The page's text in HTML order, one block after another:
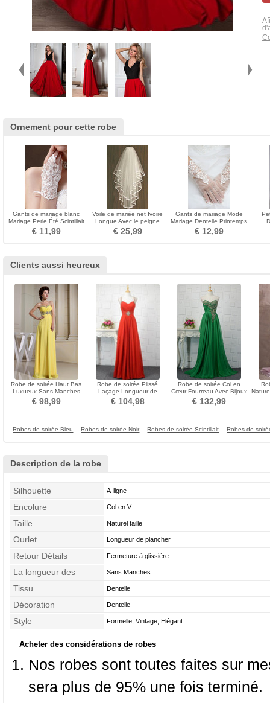
Ornement pour cette robe
Gants de mariage blanc
Mariage Perle Été Scintillait
Mitaine
€ 11,99
Voile de mariée net Ivoire
Longue Avec le peigne
Printemps Mariage
€ 25,99
Gants de mariage Mode
Mariage Dentelle Printemps
Court Doigt entier
€ 12,99
Clients aussi heureux
Robe de soirée Haut Bas
Luxueux Sans Manches
Longueur de plancher
€ 98,99
Robe de soirée Plissé
Laçage Longueur de
plancher Ballon Col Carré
€ 104,98
Robe de soirée Col en
Cœur Fourreau Avec Bijoux
Naturel taille
€ 132,99
Robes de soirée Bleu Robes de soirée Noir Robes de soirée Scintillait Robes de
Description de la robe
Silhouette A-ligne
Encolure Col en V
Taille Naturel taille
Ourlet Longueur de plancher
Retour Détails Fermeture à glissière
La longueur des
manches
Sans Manches
Tissu Dentelle
Décoration Dentelle
Style Formelle, Vintage, Elégant
Acheter des considérations de robes
Nos robes sont toutes faites sur
sera plus de 95% une fois terminé.